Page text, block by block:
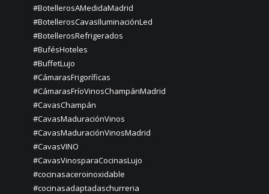
#BotellerosAMedidaMadrid
#BotellerosCavasIluminaciónLed
#BotellerosRefrigerados
#BufésHoteles
#BuffetLujo
#CámarasFrigoríficas
#CámarasFríoVinosChampánMadrid
#CavasChampán
#CavasMaduraciónVinos
#CavasMaduraciónVinosMadrid
#CavasVINO
#CavasVinosparaCocinasLujo
#cocinasaceroinoxidable
#cocinasadaptadaschurreria